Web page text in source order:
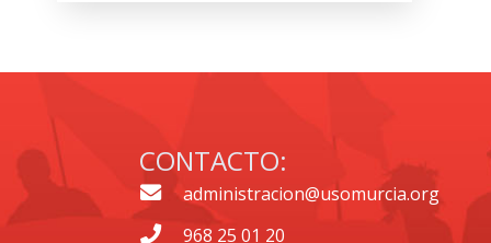
CONTACTO:
administracion@usomurcia.org
968 25 01 20